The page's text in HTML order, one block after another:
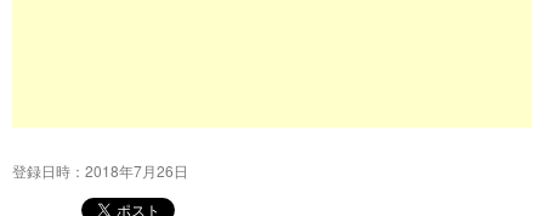
登録日時：2018年7月26日